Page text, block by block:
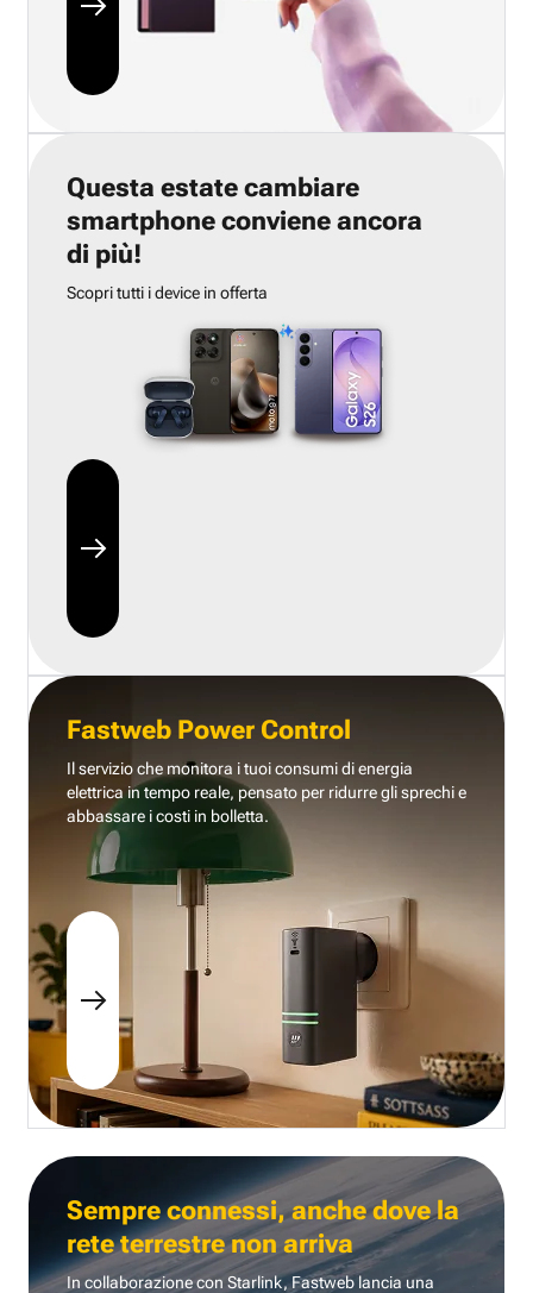
Questa estate cambiare
smartphone conviene ancora
di più!
Scopri tutti i device in offerta
Fastweb Power Control
Il servizio che monitora i tuoi consumi di energia
elettrica in tempo reale, pensato per ridurre gli sprechi e
abbassare i costi in bolletta.
Sempre connessi, anche dove la
rete terrestre non arriva
In collaborazione con Starlink, Fastweb lancia una